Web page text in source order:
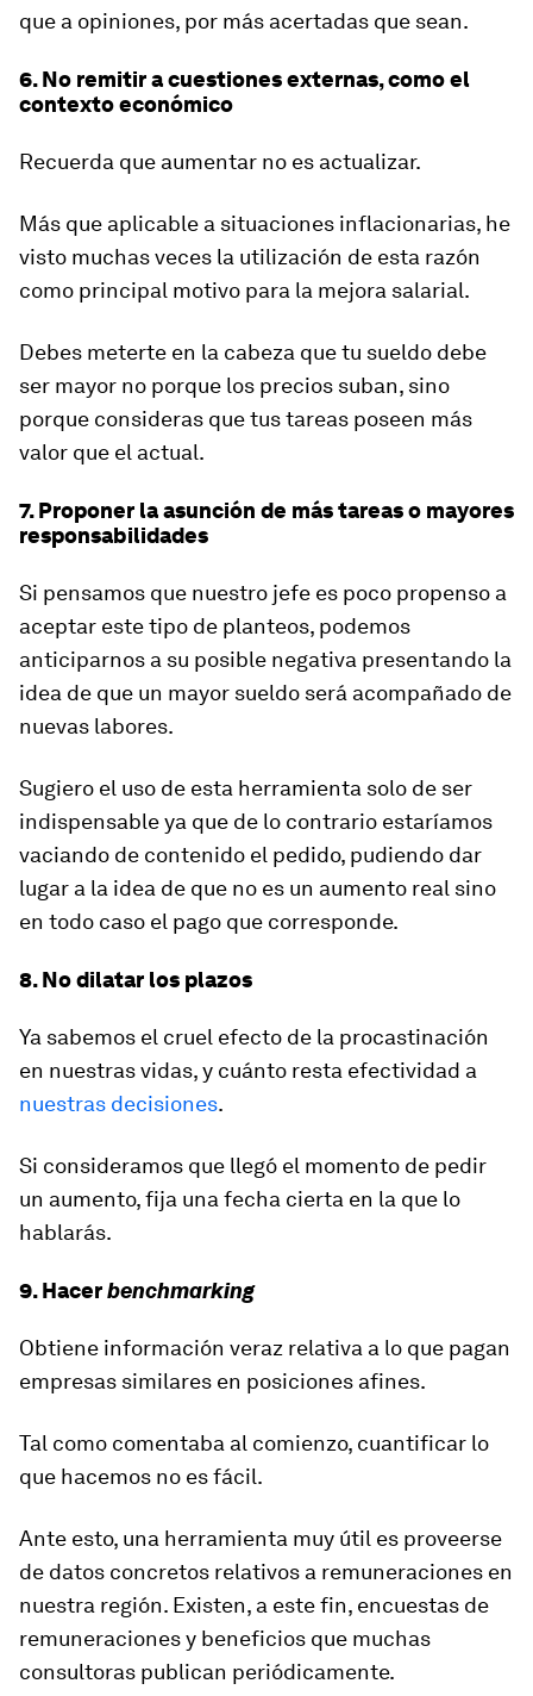
que a opiniones, por más acertadas que sean.
6. No remitir a cuestiones externas, como el
contexto económico
Recuerda que aumentar no es actualizar.
Más que aplicable a situaciones inflacionarias, he
visto muchas veces la utilización de esta razón
como principal motivo para la mejora salarial.
Debes meterte en la cabeza que tu sueldo debe
ser mayor no porque los precios suban, sino
porque consideras que tus tareas poseen más
valor que el actual.
7. Proponer la asunción de más tareas o mayores
responsabilidades
Si pensamos que nuestro jefe es poco propenso a
aceptar este tipo de planteos, podemos
anticiparnos a su posible negativa presentando la
idea de que un mayor sueldo será acompañado de
nuevas labores.
Sugiero el uso de esta herramienta solo de ser
indispensable ya que de lo contrario estaríamos
vaciando de contenido el pedido, pudiendo dar
lugar a la idea de que no es un aumento real sino
en todo caso el pago que corresponde.
8. No dilatar los plazos
Ya sabemos el cruel efecto de la procastinación
en nuestras vidas, y cuánto resta efectividad a
nuestras decisiones.
Si consideramos que llegó el momento de pedir
un aumento, fija una fecha cierta en la que lo
hablarás.
9. Hacerbenchmarking
Obtiene información veraz relativa a lo que pagan
empresas similares en posiciones afines.
Tal como comentaba al comienzo, cuantificar lo
que hacemos no es fácil.
Ante esto, una herramienta muy útil es proveerse
de datos concretos relativos a remuneraciones en
nuestra región. Existen, a este fin, encuestas de
remuneraciones y beneficios que muchas
consultoras publican periódicamente.